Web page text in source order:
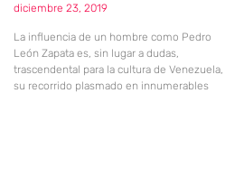
diciembre 23, 2019
La influencia de un hombre como Pedro
León Zapata es, sin lugar a dudas,
trascendental para la cultura de Venezuela,
su recorrido plasmado en innumerables